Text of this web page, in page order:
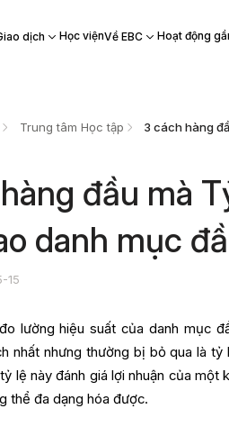
dịch Học việnVề EBC Hoạt động
Trung tâm Học tập
đầu mà
danh mục
15
lường hiệu suất của danh mục
nhất nhưng thường bị bỏ qua là
lệ này đánh giá lợi nhuận của
thể đa dạng hóa được.